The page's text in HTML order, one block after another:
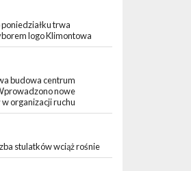
trwa
logo Klimontowa
budowa centrum
nowe
organizacji ruchu
stulatków wciąż rośnie